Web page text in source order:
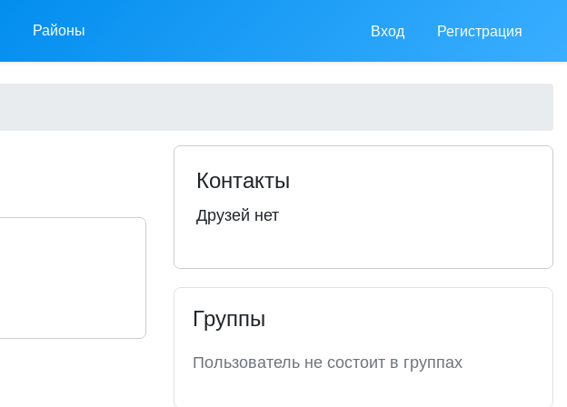
Районы Вход Регистрация
Контакты
Друзей нет
Группы
Пользователь не состоит в группах